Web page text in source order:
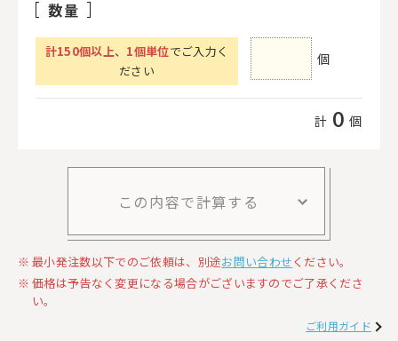
数量
計150個以上、 1個単位でご入力く
ださい
個
計 0 個
この内容で計算する
最小発注数以下でのご依頼は、別途お問い合わせください。
価格は予告なく変更になる場合がございますのでご了承くださ
い。
ご利用ガイド